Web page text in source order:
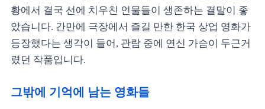
황에서 결국 선에 치우친 인물들이 생존하는 결말이 좋
았습니다. 간만에 극장에서 즐길 만한 한국 상업 영화가
등장했다는 생각이 들어, 관람 중에 연신 가슴이 두근거
렸던 작품입니다.
그밖에 기억에 남는 영화들